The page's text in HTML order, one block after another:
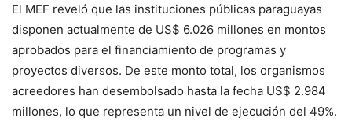
El MEF reveló que las instituciones públicas paraguayas
disponen actualmente de US$ 6.026 millones en montos
aprobados para el financiamiento de programas y
proyectos diversos. De este monto total, los organismos
acreedores han desembolsado hasta la fecha US$ 2.984
millones, lo que representa un nivel de ejecución del 49%.